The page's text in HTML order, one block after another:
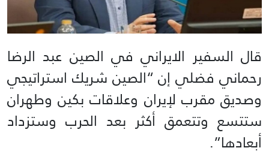
قال السفير الايراني في الصين عبد الرضا
رحماني فضلي إن “الصين شريك استراتيجي
وصديق مقرب لإيران وعلاقات بكين وطهران
ستتسع وتتعمق أكثر بعد الحرب وستزداد
أبعادها”.